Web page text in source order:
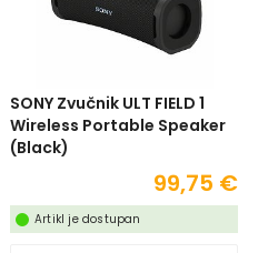
SONY Zvučnik ULT FIELD 1
Wireless Portable Speaker
(Black)
99,75 €
Artikl je dostupan